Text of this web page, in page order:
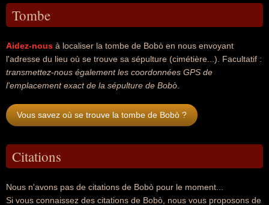
Tombe
Aidez-nous à localiser la tombe de Bobò en nous envoyant
l'adresse du lieu où se trouve sa sépulture (cimétière...). Facultatif :
transmettez-nous également les coordonnées GPS de
l'emplacement exact de la sépulture de Bobò
Vous savez où se trouve la tombe de Bobò ?
Citations
Nous n'avons pas de citations de Bobò pour le moment...
Si vous connaissez des citations de Bobò, nous vous proposons de